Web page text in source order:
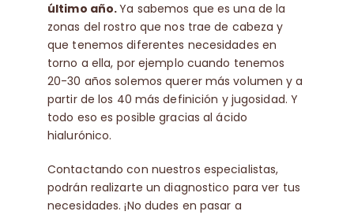
último año.Ya sabemos que es una de la
zonas del rostro que nos trae de cabeza y
que tenemos diferentes necesidades en
torno a ella, por ejemplo cuando tenemos
20-30 años solemos querer más volumen y a
partir de los 40 más definición y jugosidad. Y
todo eso es posible gracias al ácido
hialurónico.
Contactando con nuestros especialistas,
podrán realizarte un diagnostico para ver tus
necesidades. ¡No dudes en pasar a